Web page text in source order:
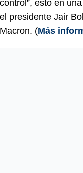
control”, esto en
el presidente Jair
Macron. (Más